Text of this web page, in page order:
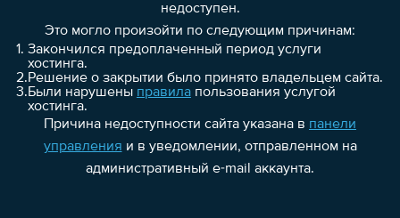
недоступен.
Это могло произойти по следующим причинам:
1. Закончился предоплаченный период услуги
хостинга.
2.Решение о закрытии было принято владельцем сайта.
3.Были нарушены правилапользования услугой
хостинга.
Причина недоступности сайта указана в панели
управления и в уведомлении, отправленном на
административный e-mail аккаунта.